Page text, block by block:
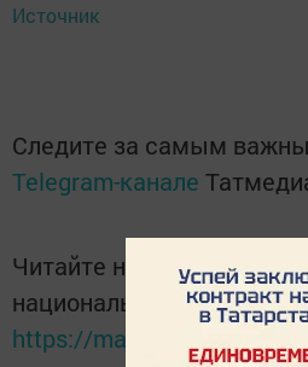
Источник
Следите за самым
Telegram-канале
Читайте новости
национальном
https://max.ru/tatmedia